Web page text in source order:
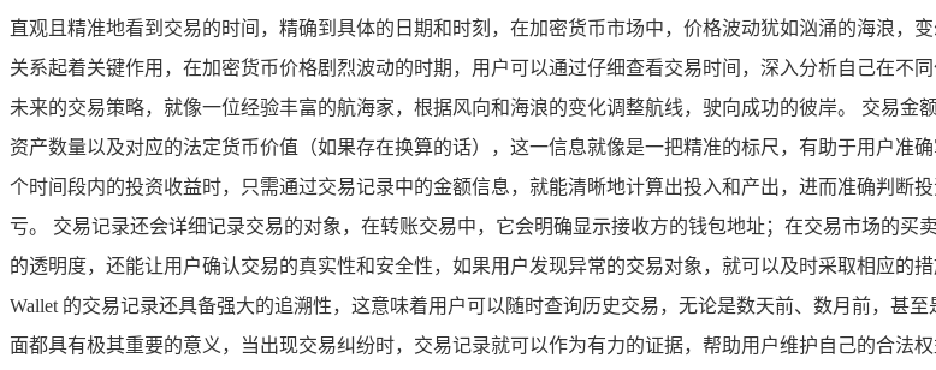
直观且精准地看到交易的时间，精确到具体的日期和时刻，在加密货币市场中，价格波动犹如汹涌的海浪，
关系起着关键作用，在加密货币价格剧烈波动的时期，用户可以通过仔细查看交易时间，深入分析自己在不
未来的交易策略，就像一位经验丰富的航海家，根据风向和海浪的变化调整航线，驶向成功的彼岸。 交易
资产数量以及对应的法定货币价值（如果存在换算的话），这一信息就像是一把精准的标尺，有助于用户准
个时间段内的投资收益时，只需通过交易记录中的金额信息，就能清晰地计算出投入和产出，进而准确判断
亏。 交易记录还会详细记录交易的对象，在转账交易中，它会明确显示接收方的钱包地址；在交易市场的
的透明度，还能让用户确认交易的真实性和安全性，如果用户发现异常的交易对象，就可以及时采取相应的
Wallet 的交易记录还具备强大的追溯性，这意味着用户可以随时查询历史交易，无论是数天前、数月前，甚
面都具有极其重要的意义，当出现交易纠纷时，交易记录就可以作为有力的证据，帮助用户维护自己的合法